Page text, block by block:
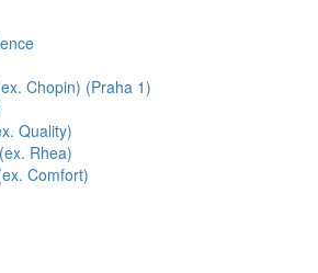
Chopin) (Praha 1)
Quality)
Rhea)
Comfort)